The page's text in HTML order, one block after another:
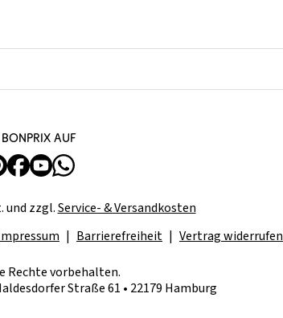
bonprix auf
und zzgl.Service- & Versandkosten
Barrierefreiheit Vertrag widerrufen
Rechte vorbehalten.
Straße 61 • 22179 Hamburg